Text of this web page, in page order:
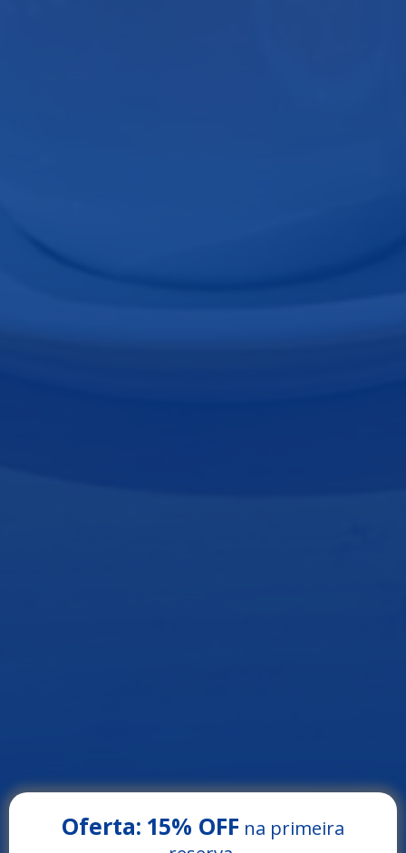
Oferta: 15% OFF na primeira